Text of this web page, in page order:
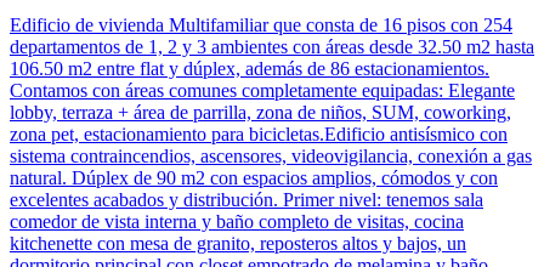
Edificio de vivienda Multifamiliar que consta de 16 pisos con 254
departamentos de 1, 2 y 3 ambientes con áreas desde 32.50 m2 hasta
106.50 m2 entre flat y dúplex, además de 86 estacionamientos.
Contamos con áreas comunes completamente equipadas: Elegante
lobby, terraza + área de parrilla, zona de niños, SUM, coworking,
zona pet, estacionamiento para bicicletas.Edificio antisísmico con
sistema contraincendios, ascensores, videovigilancia, conexión a gas
natural. Dúplex de 90 m2 con espacios amplios, cómodos y con
excelentes acabados y distribución. Primer nivel: tenemos sala
comedor de vista interna y baño completo de visitas, cocina
kitchenette con mesa de granito, reposteros altos y bajos, un